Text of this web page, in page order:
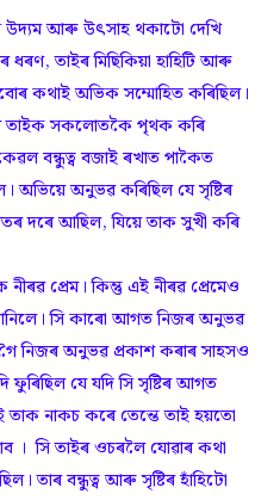
উদ্যম আৰু উৎসাহ থকাটো দেখি
তাইৰ মিছিকিয়া হাহিটি আৰু
কথাই অভিক সম্মোহিত কৰিছিল।
তাইক সকলোতকৈ পৃথক কৰি
বন্ধুত্ব বজাই ৰখাত পাকৈত
অভিয়ে অনুভৱ কৰিছিল যে সৃষ্টিৰ
দৰে আছিল, যিয়ে তাক সুখী কৰি
প্ৰেম। কিন্তু এই নীৰৱ প্ৰেমেও
আনিলে। সি কাৰো আগত নিজৰ অনুভৱ
নিজৰ অনুভৱ প্ৰকাশ কৰাৰ সাহসও
ফুৰিছিল যে যদি সি সৃষ্টিৰ আগত
নাকচ কৰে তেন্তে তাই হয়তো
। সি তাইৰ ওচৰলৈ যোৱাৰ কথা
তাৰ বন্ধুত্ব আৰু সৃষ্টিৰ হাঁহিটো